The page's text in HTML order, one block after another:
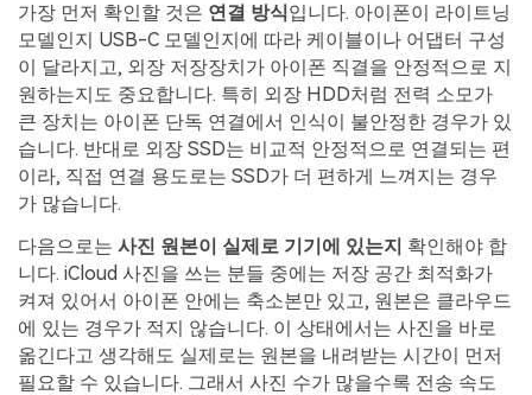
가장 먼저 확인할 것은 연결 방식입니다. 아이폰이 라이트닝
모델인지 USB-C 모델인지에 따라 케이블이나 어댑터 구성
이 달라지고, 외장 저장장치가 아이폰 직결을 안정적으로 지
원하는지도 중요합니다. 특히 외장 HDD처럼 전력 소모가
큰 장치는 아이폰 단독 연결에서 인식이 불안정한 경우가 있
습니다. 반대로 외장 SSD는 비교적 안정적으로 연결되는 편
이라, 직접 연결 용도로는 SSD가 더 편하게 느껴지는 경우
가 많습니다.
다음으로는 사진 원본이 실제로 기기에 있는지 확인해야 합
니다. iCloud 사진을 쓰는 분들 중에는 저장 공간 최적화가
켜져 있어서 아이폰 안에는 축소본만 있고, 원본은 클라우드
에 있는 경우가 적지 않습니다. 이 상태에서는 사진을 바로
옮긴다고 생각해도 실제로는 원본을 내려받는 시간이 먼저
필요할 수 있습니다. 그래서 사진 수가 많을수록 전송 속도